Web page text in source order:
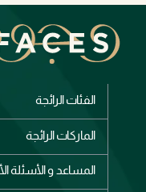
الفئات الرائجة
الأكثر مبيعاً
الماركات الرائجة
المساعد و الأسئلة